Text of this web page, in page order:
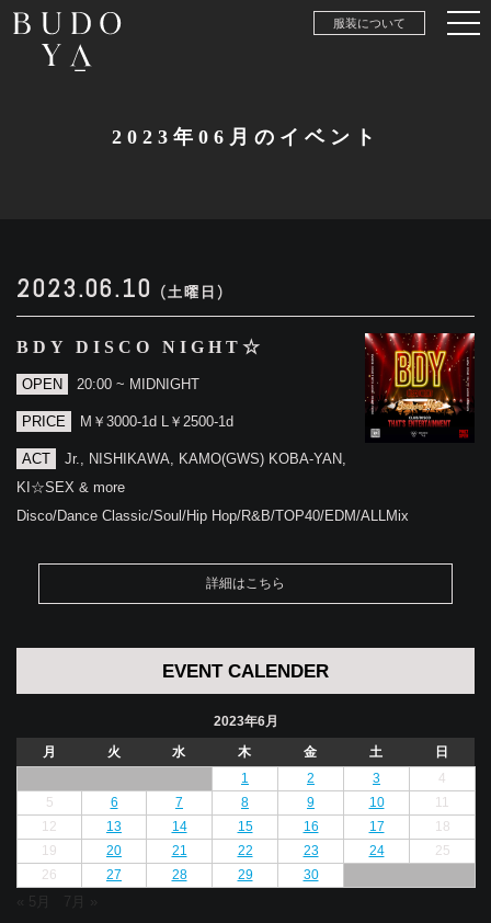
服装について
2023年06月のイベント
2023.06.10 (土曜日)
BDY DISCO NIGHT☆
OPEN 20:00 ~ MIDNIGHT
PRICE M￥3000-1d L￥2500-1d
ACT
Jr., NISHIKAWA, KAMO(GWS) KOBA-YAN,
KI☆SEX & more
Disco/Dance Classic/Soul/Hip Hop/R&B/TOP40/EDM/ALLMix
詳細はこちら
EVENT CALENDER
2023年6月
月
火 水 木 金 土
日
1
2 3
4
5
6 7 8 9 10
11
12
13 14 15 16 17
18
19
20 21 22 23 24
25
26
27 28 29 30
« 5月 7月 »